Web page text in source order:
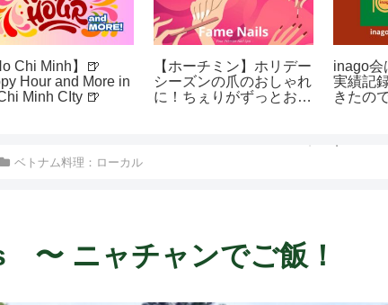
Chi Minh】🍺
Hour and More in
Minh CIty 🍺
【ホーチミン】ホリデー
シーズンの爪のおしゃれ
に！ちぇりがずっとお世
inago会
実績記
きたの
ベトナム料理：ローカル
〜 ニャチャンでご飯！